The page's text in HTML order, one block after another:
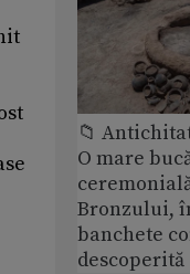
📁
O mare
Bronzului,
banchete